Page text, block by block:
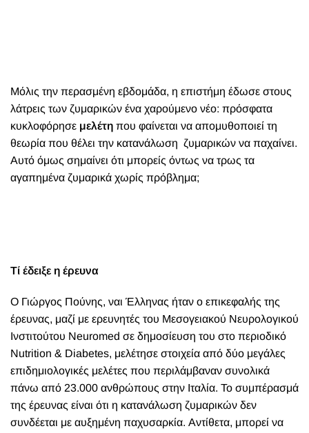
Μόλις την περασμένη εβδομάδα, η επιστήμη έδωσε στους
λάτρεις των ζυμαρικών ένα χαρούμενο νέο: πρόσφατα
κυκλοφόρησε μελέτη που φαίνεται να απομυθοποιεί τη
θεωρία που θέλει την κατανάλωση ζυμαρικών να παχαίνει.
Αυτό όμως σημαίνει ότι μπορείς όντως να τρως τα
αγαπημένα ζυμαρικά χωρίς πρόβλημα;
Τί έδειξε η έρευνα
Ο Γιώργος Πούνης, ναι Έλληνας ήταν ο επικεφαλής της
έρευνας, μαζί με ερευνητές του Μεσογειακού Νευρολογικού
Ινστιτούτου Neuromed σε δημοσίευση του στο περιοδικό
Nutrition & Diabetes, μελέτησε στοιχεία από δύο μεγάλες
επιδημιολογικές μελέτες που περιλάμβαναν συνολικά
πάνω από 23.000 ανθρώπους στην Ιταλία. Το συμπέρασμά
της έρευνας είναι ότι η κατανάλωση ζυμαρικών δεν
συνδέεται με αυξημένη παχυσαρκία. Αντίθετα, μπορεί να